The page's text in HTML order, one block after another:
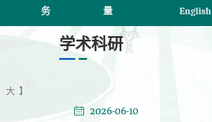
务
量
English
大 】
学术科研
2026-06-10